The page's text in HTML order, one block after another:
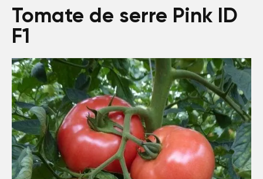
Tomate de serre Pink ID
F1